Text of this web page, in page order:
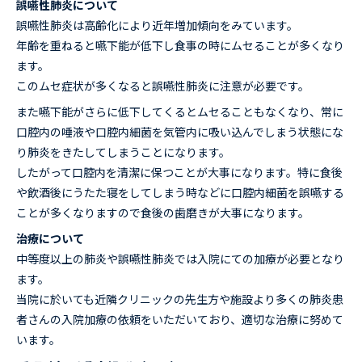
誤嚥性肺炎について
誤嚥性肺炎は高齢化により近年増加傾向をみています。
年齢を重ねると嚥下能が低下し食事の時にムセることが多くなり
ます。
このムセ症状が多くなると誤嚥性肺炎に注意が必要です。
また嚥下能がさらに低下してくるとムセることもなくなり、常に
口腔内の唾液や口腔内細菌を気管内に吸い込んでしまう状態にな
り肺炎をきたしてしまうことになります。
したがって口腔内を清潔に保つことが大事になります。特に食後
や飲酒後にうたた寝をしてしまう時などに口腔内細菌を誤嚥する
ことが多くなりますので食後の歯磨きが大事になります。
治療について
中等度以上の肺炎や誤嚥性肺炎では入院にての加療が必要となり
ます。
当院に於いても近隣クリニックの先生方や施設より多くの肺炎患
者さんの入院加療の依頼をいただいており、適切な治療に努めて
います。